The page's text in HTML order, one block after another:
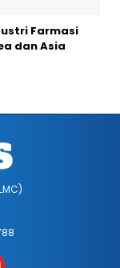
Farmasi
dan Asia